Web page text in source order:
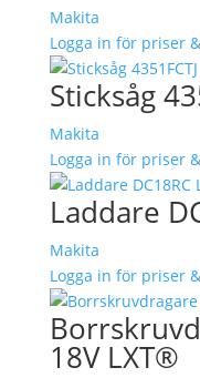
Makita
Logga in för priser
Sticksåg
Makita
Logga in för priser
Laddare
Makita
Logga in för priser
18V LXT®